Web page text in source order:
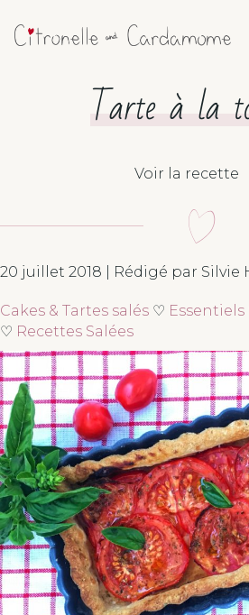
Tarte à la
Voir la recette
20 juillet 2018 | Rédigé par Silvie
Cakes & Tartes salés ♡ Essentiels
♡ Recettes Salées